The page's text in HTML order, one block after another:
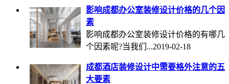
影响成都办公室装修设计价格的几个因
素
影响成都办公室装修设计价格的有哪几
个因素呢?当我们...2019-02-18
成都酒店装修设计中需要格外注意的五
大要素